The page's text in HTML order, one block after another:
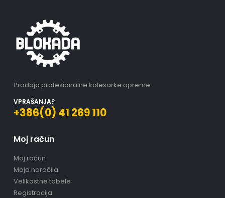
Prodaja profesionalne kolesarke opreme.
VPRAŠANJA?
+386(0) 41 269 110
Moj račun
Moj račun
Moja naročila
Velikostne tabele
Registracija